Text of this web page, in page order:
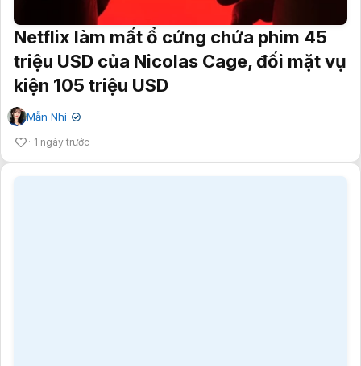
Netflix làm mất ổ cứng chứa phim 45
triệu USD của Nicolas Cage, đối mặt vụ
kiện 105 triệu USD
Mẫn Nhi ✔
1 ngày trước